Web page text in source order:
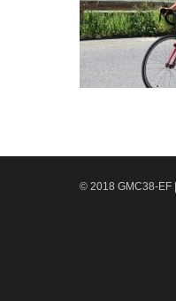
© 2018 GMC38-EF |